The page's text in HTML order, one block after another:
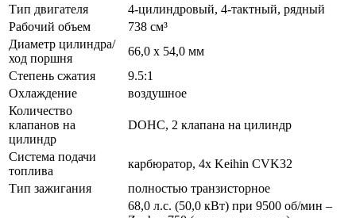
Тип двигателя
4-цилиндровый, 4-тактный, рядный
Рабочий объем
738 см³
Диаметр цилиндра/
ход поршня
66,0 x 54,0 мм
Степень сжатия
9.5:1
Охлаждение
воздушное
Количество
клапанов на
цилиндр
DOHC, 2 клапана на цилиндр
Система подачи
топлива
карбюратор, 4x Keihin CVK32
Тип зажигания
полностью транзисторное
68,0 л.с. (50,0 кВт) при 9500 об/мин –